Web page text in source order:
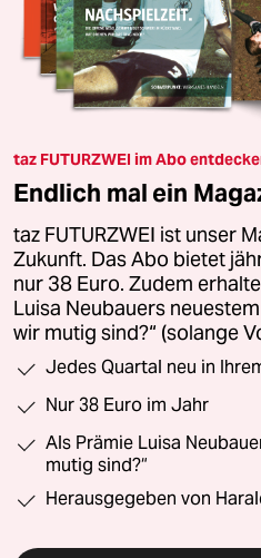
taz FUTURZWEI im Abo
Endlich mal ein
taz FUTURZWEI ist unser
Zukunft. Das Abo bietet
nur 38 Euro. Zudem
Luisa Neubauers
wir mutig sind?“ (solange
Jedes Quartal neu in
Nur 38 Euro im Jahr
Als Prämie Luisa
mutig sind?“
Herausgegeben von